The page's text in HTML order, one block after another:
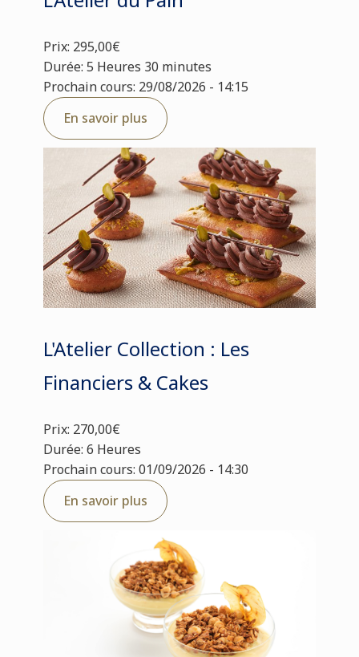
Prix: 295,00€
Durée: 5 Heures 30 minutes
Prochain cours: 29/08/2026 - 14:15
En savoir plus
L'Atelier Collection : Les
Financiers & Cakes
Prix: 270,00€
Durée: 6 Heures
Prochain cours: 01/09/2026 - 14:30
En savoir plus